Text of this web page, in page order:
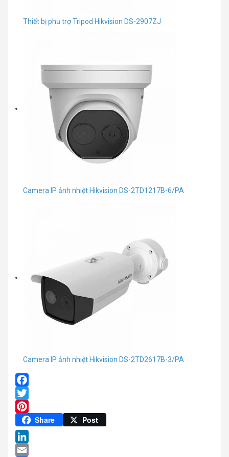
Thiết bị phụ trợ Tripod Hikvision DS-2907ZJ
Camera IP ảnh nhiệt Hikvision DS-2TD1217B-6/PA
Camera IP ảnh nhiệt Hikvision DS-2TD2617B-3/PA
Facebook
Twitter
Pinterest
Share Post
LinkedIn